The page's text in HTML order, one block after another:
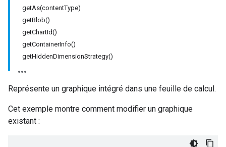
getAs(contentType)
getBlob()
getChartId()
getContainerInfo()
getHiddenDimensionStrategy()
Représente un graphique intégré dans une feuille de calcul.
Cet exemple montre comment modifier un graphique
existant :